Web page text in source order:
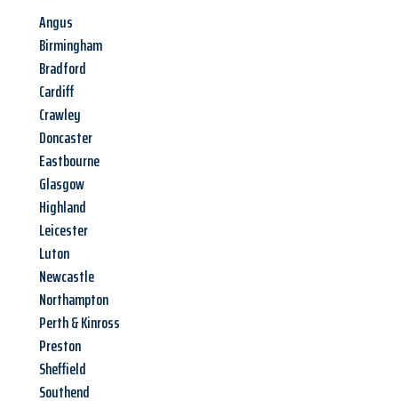
Angus
Birmingham
Bradford
Cardiff
Crawley
Doncaster
Eastbourne
Glasgow
Highland
Leicester
Luton
Newcastle
Northampton
Perth & Kinross
Preston
Sheffield
Southend